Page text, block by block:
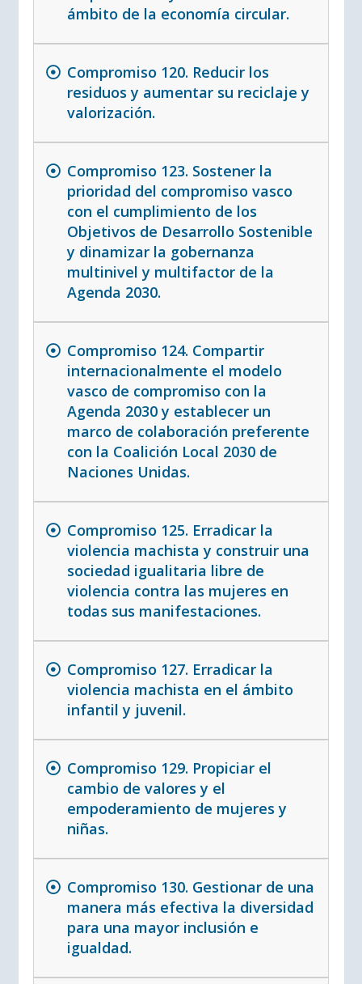
ámbito de la economía circular.
Compromiso 120. Reducir los
residuos y aumentar su reciclaje y
valorización.
Compromiso 123. Sostener la
prioridad del compromiso vasco
con el cumplimiento de los
Objetivos de Desarrollo Sostenible
y dinamizar la gobernanza
multinivel y multifactor de la
Agenda 2030.
Compromiso 124. Compartir
internacionalmente el modelo
vasco de compromiso con la
Agenda 2030 y establecer un
marco de colaboración preferente
con la Coalición Local 2030 de
Naciones Unidas.
Compromiso 125. Erradicar la
violencia machista y construir una
sociedad igualitaria libre de
violencia contra las mujeres en
todas sus manifestaciones.
Compromiso 127. Erradicar la
violencia machista en el ámbito
infantil y juvenil.
Compromiso 129. Propiciar el
cambio de valores y el
empoderamiento de mujeres y
niñas.
Compromiso 130. Gestionar de una
manera más efectiva la diversidad
para una mayor inclusión e
igualdad.